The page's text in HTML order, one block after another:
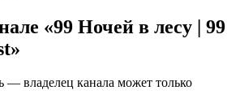
«99 Ночей в лесу | 99
»
— владелец канала может только